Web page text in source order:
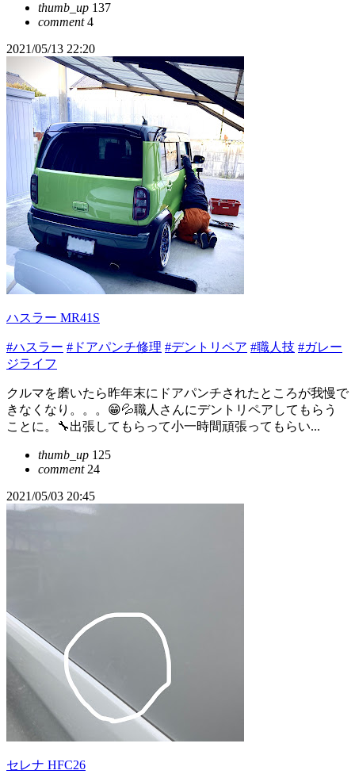
thumb_up 137
comment4
2021/05/13 22:20
ハスラー MR41S
#ハスラー #ドアパンチ修理 #デントリペア #職人技 #ガレー
ジライフ
クルマを磨いたら昨年末にドアパンチされたところが我慢で
きなくなり。。。😁💦職人さんにデントリペアしてもらう
ことに。🔧出張してもらって小一時間頑張ってもらい...
thumb_up 125
comment24
2021/05/03 20:45
セレナ HFC26